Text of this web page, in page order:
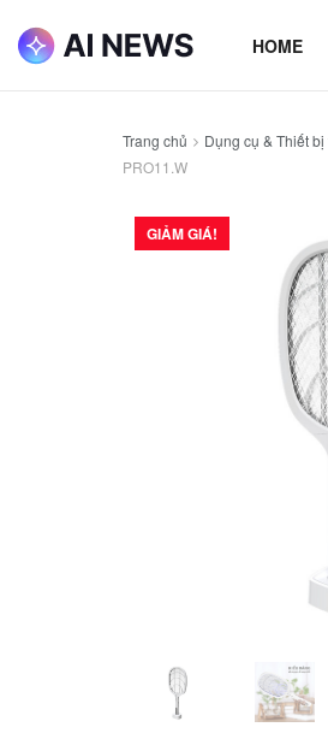
HOME
Trang chủ Dụng cụ & Thiết
PRO11.W
GIẢM GIÁ!